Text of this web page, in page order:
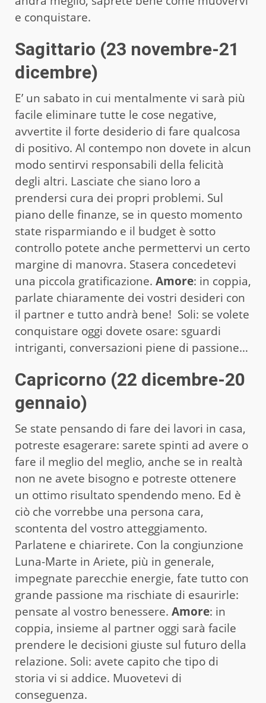
e conquistare.
Sagittario (23 novembre-21
dicembre)
E’ un sabato in cui mentalmente vi sarà più
facile eliminare tutte le cose negative,
avvertite il forte desiderio di fare qualcosa
di positivo. Al contempo non dovete in alcun
modo sentirvi responsabili della felicità
degli altri. Lasciate che siano loro a
prendersi cura dei propri problemi. Sul
piano delle finanze, se in questo momento
state risparmiando e il budget è sotto
controllo potete anche permettervi un certo
margine di manovra. Stasera concedetevi
una piccola gratificazione. Amore: in coppia,
parlate chiaramente dei vostri desideri con
il partner e tutto andrà bene! Soli: se volete
conquistare oggi dovete osare: sguardi
intriganti, conversazioni piene di passione…
Capricorno (22 dicembre-20
gennaio)
Se state pensando di fare dei lavori in casa,
potreste esagerare: sarete spinti ad avere o
fare il meglio del meglio, anche se in realtà
non ne avete bisogno e potreste ottenere
un ottimo risultato spendendo meno. Ed è
ciò che vorrebbe una persona cara,
scontenta del vostro atteggiamento.
Parlatene e chiarirete. Con la congiunzione
Luna-Marte in Ariete, più in generale,
impegnate parecchie energie, fate tutto con
grande passione ma rischiate di esaurirle:
pensate al vostro benessere. Amore: in
coppia, insieme al partner oggi sarà facile
prendere le decisioni giuste sul futuro della
relazione. Soli: avete capito che tipo di
storia vi si addice. Muovetevi di
conseguenza.